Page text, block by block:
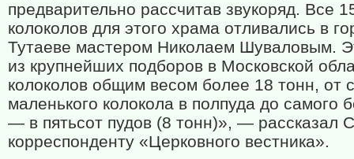
предварительно рассчитав звукоряд. Все
колоколов для этого храма отливались в
Тутаеве мастером Николаем Шуваловым.
из крупнейших подборов в Московской
колоколов общим весом более 18 тонн, от
маленького колокола в полпуда до самого
— в пятьсот пудов (8 тонн)», — рассказал
корреспонденту «Церковного вестника».